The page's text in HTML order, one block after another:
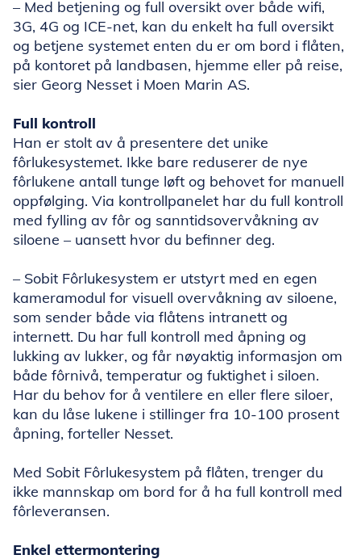
– Med betjening og full oversikt over både wifi,
3G, 4G og ICE-net, kan du enkelt ha full oversikt
og betjene systemet enten du er om bord i flåten,
på kontoret på landbasen, hjemme eller på reise,
sier Georg Nesset i Moen Marin AS.
Full kontroll
Han er stolt av å presentere det unike
fôrlukesystemet. Ikke bare reduserer de nye
fôrlukene antall tunge løft og behovet for manuell
oppfølging. Via kontrollpanelet har du full kontroll
med fylling av fôr og sanntidsovervåkning av
siloene – uansett hvor du befinner deg.
– Sobit Fôrlukesystem er utstyrt med en egen
kameramodul for visuell overvåkning av siloene,
som sender både via flåtens intranett og
internett. Du har full kontroll med åpning og
lukking av lukker, og får nøyaktig informasjon om
både fôrnivå, temperatur og fuktighet i siloen.
Har du behov for å ventilere en eller flere siloer,
kan du låse lukene i stillinger fra 10-100 prosent
åpning, forteller Nesset.
Med Sobit Fôrlukesystem på flåten, trenger du
ikke mannskap om bord for å ha full kontroll med
fôrleveransen.
Enkel ettermontering